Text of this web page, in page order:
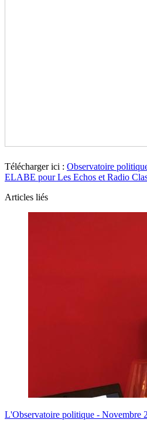
Télécharger ici : Observatoire
ELABE pour Les Echos et Radio
Articles liés
L'Observatoire politique - Novembre